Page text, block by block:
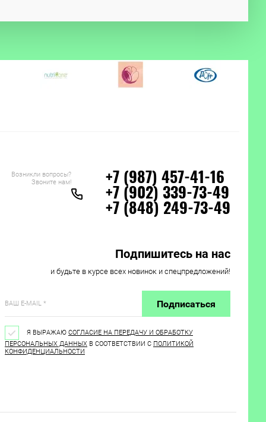
Возникли вопросы?
Звоните нам!
+7 (987) 457-41-16
+7 (902) 339-73-49
+7 (848) 249-73-49
Подпишитесь на нас
и будьте в курсе всех новинок и спецпредложений!
Я ВЫРАЖАЮ СОГЛАСИЕ НА ПЕРЕДАЧУ И ОБРАБОТКУ
ПЕРСОНАЛЬНЫХ ДАННЫХ В СООТВЕТСТВИИ С ПОЛИТИКОЙ
КОНФИДЕНЦИАЛЬНОСТИ
Подписаться